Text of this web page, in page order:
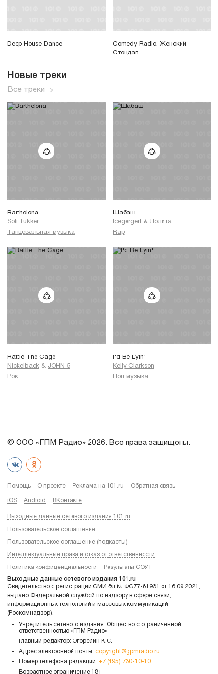
Deep House Dance
Comedy Radio. Женский
Стендап
Новые треки
Все треки
Barthelona
Sofi Tukker
Танцевальная музыка
Шабаш
Icegergert & Лолита
Rap
Rattle The Cage
Nickelback & JOHN 5
Рок
I'd Be Lyin'
Kelly Clarkson
Поп музыка
© ООО «ГПМ Радио» 2026. Все права защищены.
Помощь О проекте Реклама на 101.ru Обратная связь
iOS Android ВКонтакте
Выходные данные сетевого издания 101.ru
Пользовательское соглашение
Пользовательское соглашение (подкасты)
Интеллектуальные права и отказ от ответственности
Политика конфиденциальности Результаты СОУТ
Выходные данные сетевого издания 101.ru
Свидетельство о регистрации СМИ Эл № ФС77-81931 от 16.09.2021,
выдано Федеральной службой по надзору в сфере связи,
информационных технологий и массовых коммуникаций
(Роскомнадзор).
Учредитель сетевого издания: Общество с ограниченной
ответственностью «ГПМ Радио»
Главный редактор: Огорелин К.С.
Адрес электронной почты: copyright@gpmradio.ru
Номер телефона редакции: +7 (495) 730-10-10
Возрастное ограничение 18+